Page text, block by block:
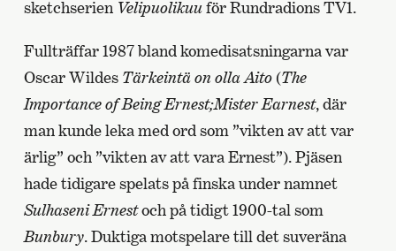
sketchserien Velipuolikuuför Rundradions TV1.
Fullträffar 1987 bland komedisatsningarna var
Oscar Wildes Tärkeintä on olla Aito(The
Importance of Being Ernest;Mister Earnest, där
man kunde leka med ord som ”vikten av att var
ärlig” och ”vikten av att vara Ernest”). Pjäsen
hade tidigare spelats på finska under namnet
Sulhaseni Ernestoch på tidigt 1900-tal som
Bunbury. Duktiga motspelare till det suveräna